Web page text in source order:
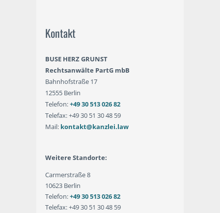
Kontakt
BUSE HERZ GRUNST
Rechtsanwälte PartG mbB
Bahnhofstraße 17
12555 Berlin
Telefon:+49 30 513 026 82
Telefax: +49 30 51 30 48 59
Mail: kontakt@kanzlei.law
Weitere Standorte:
Carmerstraße 8
10623 Berlin
Telefon:+49 30 513 026 82
Telefax: +49 30 51 30 48 59